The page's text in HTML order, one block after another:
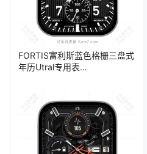
FORTIS富利斯蓝色格栅三盘式
年历Utral专用表